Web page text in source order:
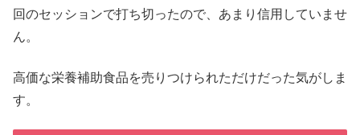
回のセッションで打ち切ったので、あまり信用していませ
ん。
高価な栄養補助食品を売りつけられただけだった気がしま
す。